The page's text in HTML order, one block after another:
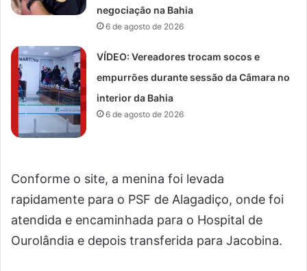
negociação na Bahia
6 de agosto de 2026
VÍDEO: Vereadores trocam socos e
empurrões durante sessão da Câmara no
interior da Bahia
6 de agosto de 2026
Conforme o site, a menina foi levada
rapidamente para o PSF de Alagadiço, onde foi
atendida e encaminhada para o Hospital de
Ourolândia e depois transferida para Jacobina.